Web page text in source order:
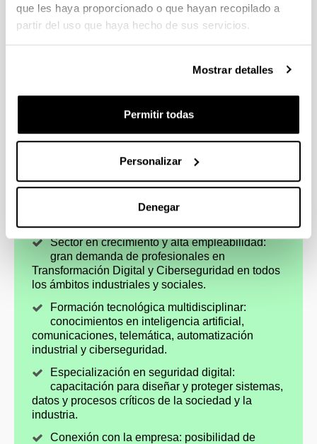
que les haya proporcionado o que hayan recopilado a
partir del uso que haya hecho de sus servicios.
Mostrar detalles
Permitir todas
Personalizar
Denegar
4 razones para elegir este grado
Sector en crecimiento y alta empleabilidad:
gran demanda de profesionales en
Transformación Digital y Ciberseguridad en todos
los ámbitos industriales y sociales.
Formación tecnológica multidisciplinar:
conocimientos en inteligencia artificial,
comunicaciones, telemática, automatización
industrial y ciberseguridad.
Especialización en seguridad digital:
capacitación para diseñar y proteger sistemas,
datos y procesos críticos de la sociedad y la
industria.
Conexión con la empresa: posibilidad de